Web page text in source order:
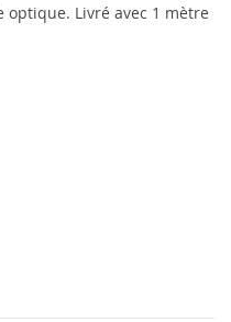
optique. Livré avec 1 mètre